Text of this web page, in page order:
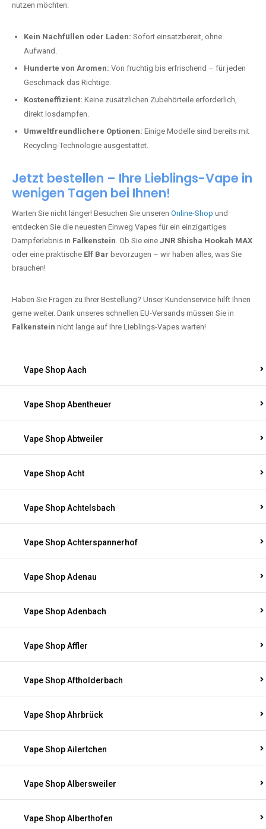
nutzen möchten:
Kein Nachfüllen oder Laden: Sofort einsatzbereit, ohne
Aufwand.
Hunderte von Aromen: Von fruchtig bis erfrischend – für jeden
Geschmack das Richtige.
Kosteneffizient: Keine zusätzlichen Zubehörteile erforderlich,
direkt losdampfen.
Umweltfreundlichere Optionen: Einige Modelle sind bereits mit
Recycling-Technologie ausgestattet.
Jetzt bestellen – Ihre Lieblings-Vape in
wenigen Tagen bei Ihnen!
Warten Sie nicht länger! Besuchen Sie unseren Online-Shop und
entdecken Sie die neuesten Einweg Vapes für ein einzigartiges
Dampferlebnis in Falkenstein. Ob Sie eine JNR Shisha Hookah MAX
oder eine praktische Elf Bar bevorzugen – wir haben alles, was Sie
brauchen!
Haben Sie Fragen zu Ihrer Bestellung? Unser Kundenservice hilft Ihnen
gerne weiter. Dank unseres schnellen EU-Versands müssen Sie in
Falkenstein nicht lange auf Ihre Lieblings-Vapes warten!
Vape Shop Aach
Vape Shop Abentheuer
Vape Shop Abtweiler
Vape Shop Acht
Vape Shop Achtelsbach
Vape Shop Achterspannerhof
Vape Shop Adenau
Vape Shop Adenbach
Vape Shop Affler
Vape Shop Aftholderbach
Vape Shop Ahrbrück
Vape Shop Ailertchen
Vape Shop Albersweiler
Vape Shop Alberthofen